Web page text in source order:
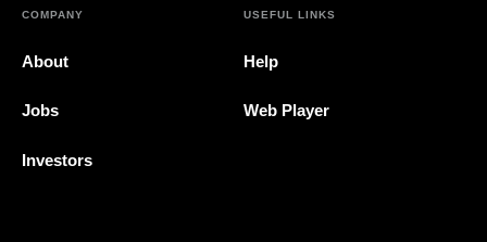
COMPANY
About
Jobs
Investors
USEFUL LINKS
Help
Web Player